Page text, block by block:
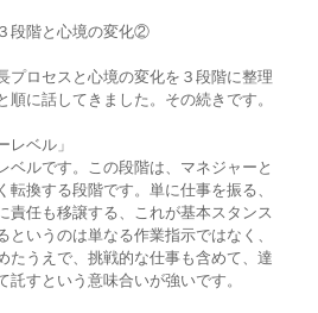
段階と心境の変化②
プロセスと心境の変化を３段階に整理
に話してきました。その続きです。
レベル」
ベルです。この段階は、マネジャーと
換する段階です。単に仕事を振る、
責任も移譲する、これが基本スタンス
いうのは単なる作業指示ではなく、
たうえで、挑戦的な仕事も含めて、達
すという意味合いが強いです。